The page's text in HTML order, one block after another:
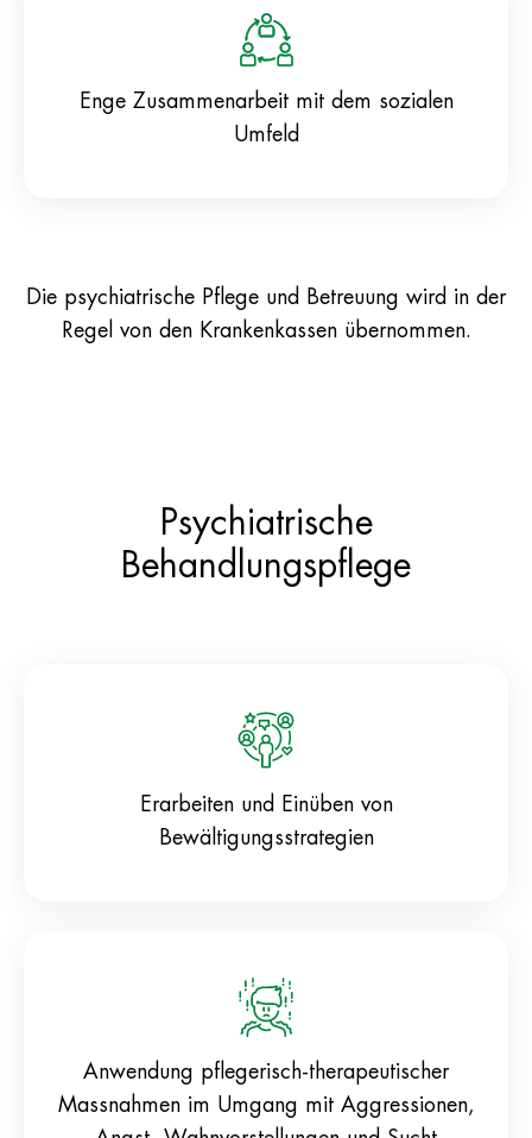
Enge Zusammenarbeit mit dem sozialen
Umfeld
Die psychiatrische Pflege und Betreuung wird in der
Regel von den Krankenkassen übernommen.
Psychiatrische
Behandlungspflege
Erarbeiten und Einüben von
Bewältigungsstrategien
Anwendung pflegerisch-therapeutischer
Massnahmen im Umgang mit Aggressionen,